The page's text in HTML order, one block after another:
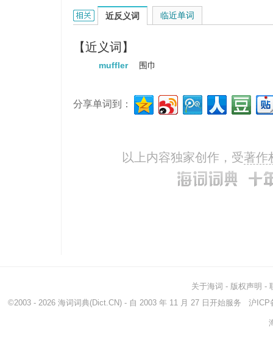
silencer的相关资料：
近反义词
【近义词】
muffler 围巾
临近单词
分享单词到：
以上内容独家创作，受著作
关于海词 - 版权声明 -
©2003 - 2026 海词词典(Dict.CN) - 自 2003 年 11 月 27 日开始服务 沪ICP